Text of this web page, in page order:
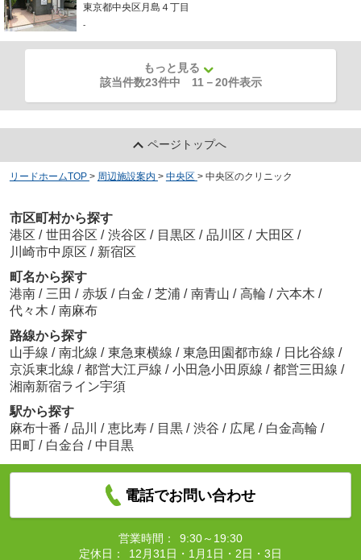
東京都中央区月島４丁目
-
もっと見る
該当件数23件中 11 －20件表示
ページトップへ
リードホームTOP > 周辺施設案内 > 中央区 > 中央区のクリニック
市区町村から探す
港区 / 世田谷区 / 渋谷区 / 目黒区 / 品川区 / 大田区 /
川崎市中原区 / 新宿区
町名から探す
港南 / 三田 / 赤坂 / 白金 / 芝浦 / 南青山 / 高輪 / 六本木 /
代々木 / 南麻布
路線から探す
山手線 / 南北線 / 東急東横線 / 東急田園都市線 / 日比谷線 /
京浜東北線 / 都営大江戸線 / 小田急小田原線 / 都営三田線 /
湘南新宿ライン宇須
駅から探す
麻布十番 / 品川 / 恵比寿 / 目黒 / 渋谷 / 広尾 / 白金高輪 /
田町 / 白金台 / 中目黒
電話でお問い合わせ
営業時間：
9:30～19:30
定休日：
12月31日・1月1日・2日・3日